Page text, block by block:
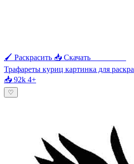
🖌 Раскрасить 📥 Скачать
Трафареты куриц картинка для
📥 92k 4+
♡